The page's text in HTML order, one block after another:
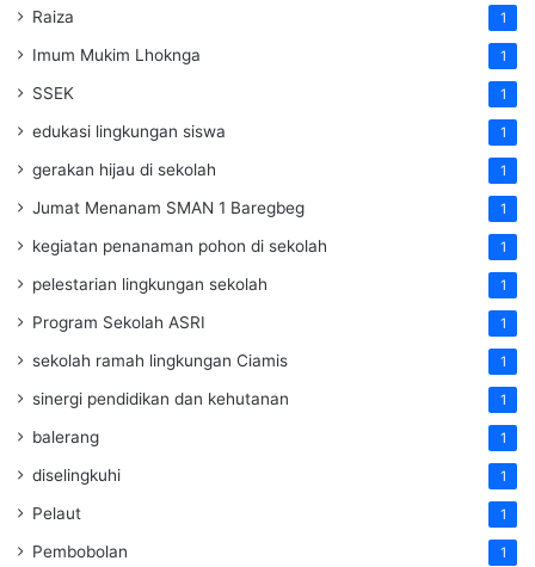
Raiza 1
Imum Mukim Lhoknga 1
SSEK 1
edukasi lingkungan siswa 1
gerakan hijau di sekolah 1
Jumat Menanam SMAN 1 Baregbeg 1
kegiatan penanaman pohon di sekolah 1
pelestarian lingkungan sekolah 1
Program Sekolah ASRI 1
sekolah ramah lingkungan Ciamis 1
sinergi pendidikan dan kehutanan 1
balerang 1
diselingkuhi 1
Pelaut 1
Pembobolan 1